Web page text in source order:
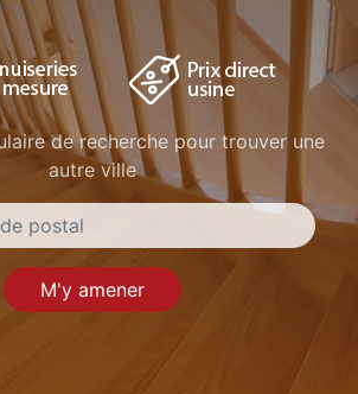
de recherche pour trouver une
autre ville
M'y amener